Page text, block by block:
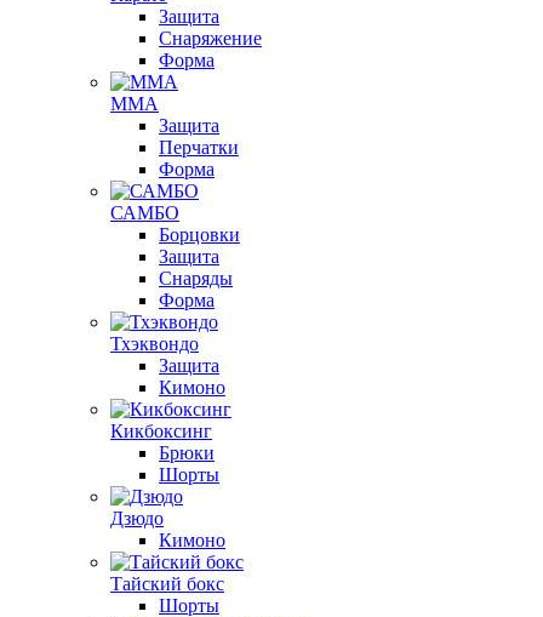
Защита
Снаряжение
Форма
ММА
Защита
Перчатки
Форма
САМБО
Борцовки
Защита
Снаряды
Форма
Тхэквондо
Защита
Кимоно
Кикбоксинг
Брюки
Шорты
Дзюдо
Кимоно
Тайский бокс
Шорты